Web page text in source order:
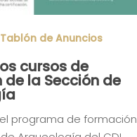
Tablón de Anuncios
cursos de
de la Sección de
programa de formación